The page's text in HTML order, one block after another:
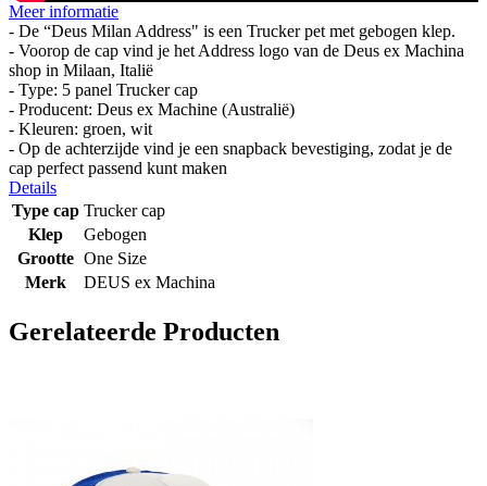
Meer informatie
- De “Deus Milan Address" is een Trucker pet met gebogen klep.
- Voorop de cap vind je het Address logo van de Deus ex Machina
shop in Milaan, Italië
- Type: 5 panel Trucker cap
- Producent: Deus ex Machine (Australië)
- Kleuren: groen, wit
- Op de achterzijde vind je een snapback bevestiging, zodat je de
cap perfect passend kunt maken
Details
Type cap Trucker cap
Klep
Gebogen
Grootte One Size
Merk
DEUS ex Machina
Gerelateerde Producten